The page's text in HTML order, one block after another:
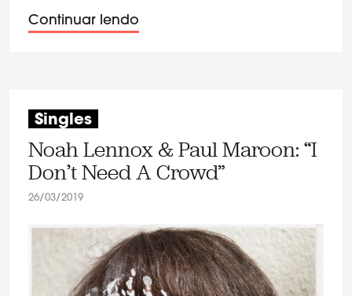
Continuar lendo
Singles
Noah Lennox & Paul Maroon: “I
Don’t Need A Crowd”
26/03/2019